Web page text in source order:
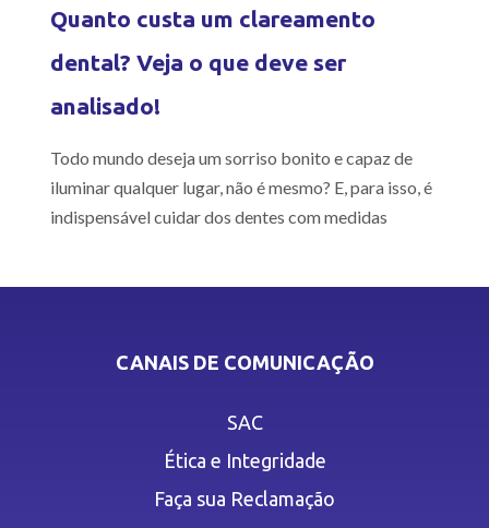
Quanto custa um clareamento
dental? Veja o que deve ser
analisado!
Todo mundo deseja um sorriso bonito e capaz de
iluminar qualquer lugar, não é mesmo? E, para isso, é
indispensável cuidar dos dentes com medidas
CANAIS DE COMUNICAÇÃO
SAC
Ética e Integridade
Faça sua Reclamação